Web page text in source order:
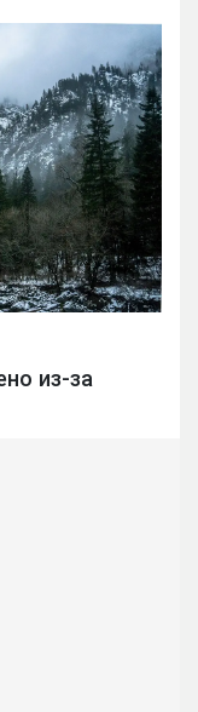
из-за